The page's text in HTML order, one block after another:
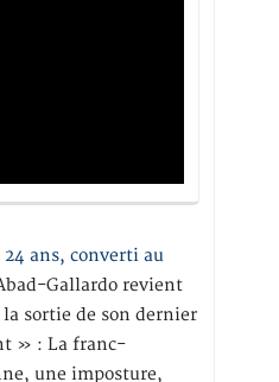
ans, converti au
Gallardo revient
sortie de son dernier
» : La franc-
une imposture,